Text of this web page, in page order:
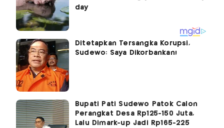
Ditetapkan Tersangka Korupsi,
Sudewo: Saya Dikorbankan!
Bupati Pati Sudewo Patok Calon
Perangkat Desa Rp125-150 Juta,
Lalu Dimark-up Jadi Rp165-225